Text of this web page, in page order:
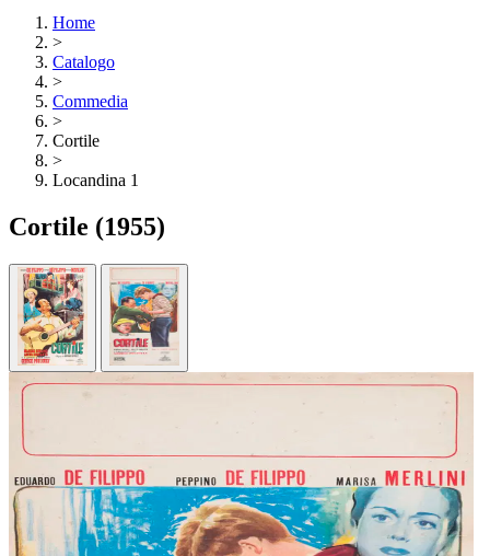
Home
>
Catalogo
>
Commedia
>
Cortile
>
Locandina 1
Cortile (1955)